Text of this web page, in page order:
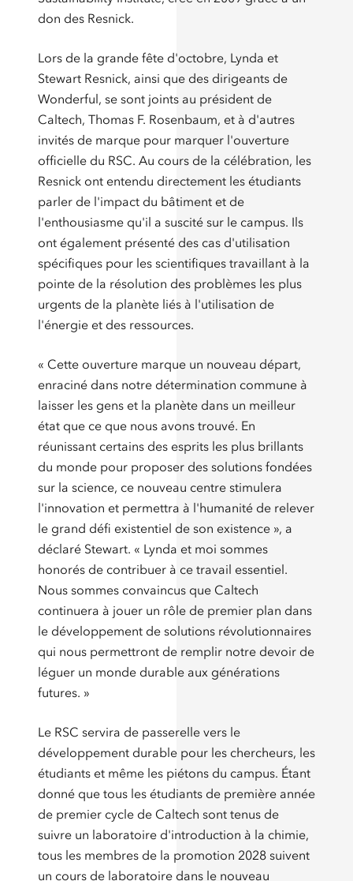
don des Resnick.
Lors de la grande fête d'octobre, Lynda et
Stewart Resnick, ainsi que des dirigeants de
Wonderful, se sont joints au président de
Caltech, Thomas F. Rosenbaum, et à d'autres
invités de marque pour marquer l'ouverture
officielle du RSC. Au cours de la célébration, les
Resnick ont entendu directement les étudiants
parler de l'impact du bâtiment et de
l'enthousiasme qu'il a suscité sur le campus. Ils
ont également présenté des cas d'utilisation
spécifiques pour les scientifiques travaillant à la
pointe de la résolution des problèmes les plus
urgents de la planète liés à l'utilisation de
l'énergie et des ressources.
« Cette ouverture marque un nouveau départ,
enraciné dans notre détermination commune à
laisser les gens et la planète dans un meilleur
état que ce que nous avons trouvé. En
réunissant certains des esprits les plus brillants
du monde pour proposer des solutions fondées
sur la science, ce nouveau centre stimulera
l'innovation et permettra à l'humanité de relever
le grand défi existentiel de son existence », a
déclaré Stewart. « Lynda et moi sommes
honorés de contribuer à ce travail essentiel.
Nous sommes convaincus que Caltech
continuera à jouer un rôle de premier plan dans
le développement de solutions révolutionnaires
qui nous permettront de remplir notre devoir de
léguer un monde durable aux générations
futures. »
Le RSC servira de passerelle vers le
développement durable pour les chercheurs, les
étudiants et même les piétons du campus. Étant
donné que tous les étudiants de première année
de premier cycle de Caltech sont tenus de
suivre un laboratoire d'introduction à la chimie,
tous les membres de la promotion 2028 suivent
un cours de laboratoire dans le nouveau